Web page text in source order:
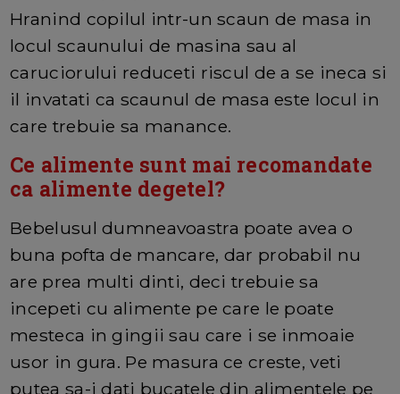
Hranind copilul intr-un scaun de masa in
locul scaunului de masina sau al
caruciorului reduceti riscul de a se ineca si
il invatati ca scaunul de masa este locul in
care trebuie sa manance.
Ce alimente sunt mai recomandate
ca alimente degetel?
Bebelusul dumneavoastra poate avea o
buna pofta de mancare, dar probabil nu
are prea multi dinti, deci trebuie sa
incepeti cu alimente pe care le poate
mesteca in gingii sau care i se inmoaie
usor in gura. Pe masura ce creste, veti
putea sa-i dati bucatele din alimentele pe